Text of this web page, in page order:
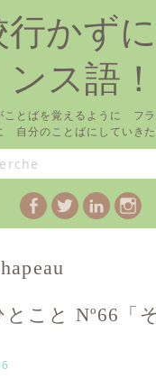
行かず
ンス語！
ことばを覚えるように フ
自分のことばにしていきた
Facebook
Twitter
こと Nº66「